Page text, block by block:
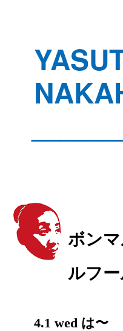
ボン
ルフ
4.1 wed は〜